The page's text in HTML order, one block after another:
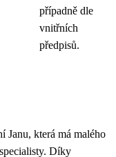
případně dle
vnitřních
předpisů.
Janu, která má malého
Díky